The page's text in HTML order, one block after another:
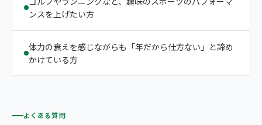
ンスを上げたい方
体力の衰えを感じながらも「年だから仕方ない」と諦め
かけている方
よくある質問